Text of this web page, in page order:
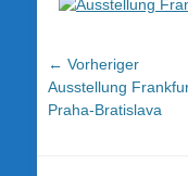
← Vorheriger
Vorheriger
Beitrag:
Ausstellung
Praha-Bratislava